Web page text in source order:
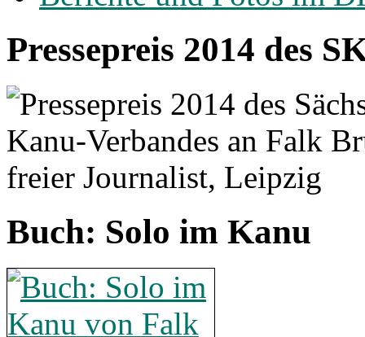
Pressepreis 2014 des
Buch: Solo im Kanu